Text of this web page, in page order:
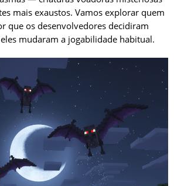
mais exaustos. Vamos explorar quem
que os desenvolvedores decidiram
mudaram a jogabilidade habitual.